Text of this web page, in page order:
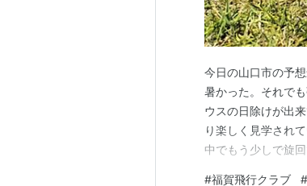
今日の山口市の予
暑かった。それで
ウスの日除けが出
り楽しく見学され
中でもう少しで旋
#福賀飛行クラブ #